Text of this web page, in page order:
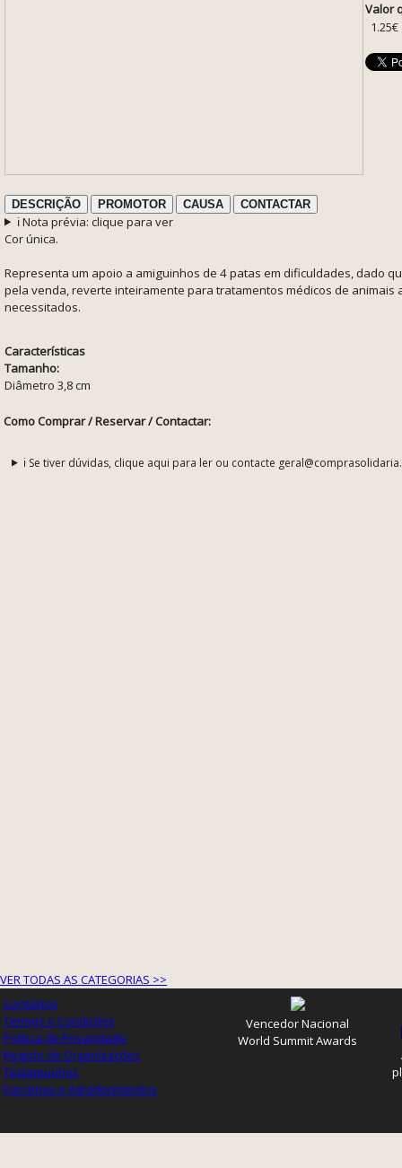
Valor
1.25€
DESCRIÇÃO PROMOTOR CAUSA CONTACTAR
ℹ️ Nota prévia: clique para ver
Cor única.
Representa um apoio a amiguinhos de 4 patas em dificuldades, dado
pela venda, reverte inteiramente para tratamentos médicos de animais
necessitados.
Características
Tamanho:
Diâmetro 3,8 cm
Como Comprar / Reservar / Contactar:
ℹ️ Se tiver dúvidas, clique aqui para ler ou contacte
VER TODAS AS CATEGORIAS >>
Contactos
Termos e Condições
Política de Privacidade
Registo de Organizações
Testemunhos
Parcerias e Agradecimentos
Vencedor Nacional
World Summit Awards